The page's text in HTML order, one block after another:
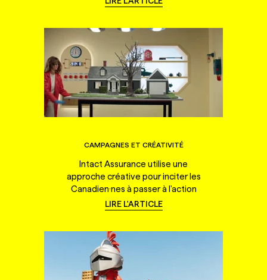
CAMPAGNES ET CRÉATIVITÉ
Intact Assurance utilise une
approche créative pour inciter les
Canadien·nes à passer à l'action
LIRE L'ARTICLE